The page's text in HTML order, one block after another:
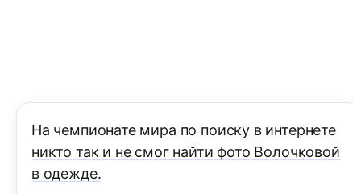
На чемпионате мира по поиску в интернете
никто так и не смог найти фото Волочковой
в одежде.